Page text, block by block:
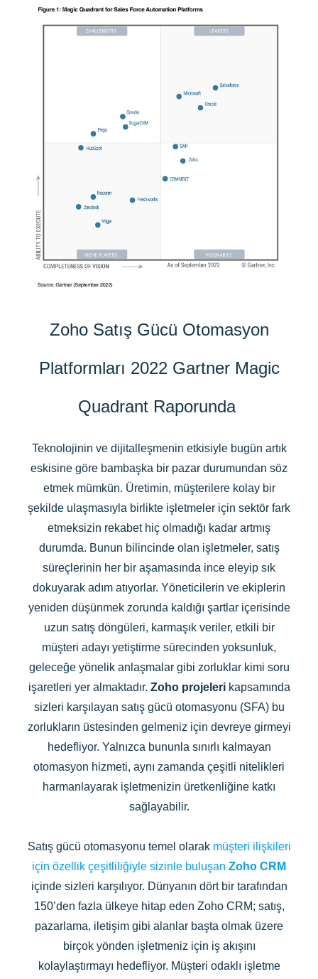
Zoho Satış Gücü Otomasyon
Platformları 2022 Gartner Magic
Quadrant Raporunda
Teknolojinin ve dijitalleşmenin etkisiyle bugün artık
eskisine göre bambaşka bir pazar durumundan söz
etmek mümkün. Üretimin, müşterilere kolay bir
şekilde ulaşmasıyla birlikte işletmeler için sektör fark
etmeksizin rekabet hiç olmadığı kadar artmış
durumda. Bunun bilincinde olan işletmeler, satış
süreçlerinin her bir aşamasında ince eleyip sık
dokuyarak adım atıyorlar. Yöneticilerin ve ekiplerin
yeniden düşünmek zorunda kaldığı şartlar içerisinde
uzun satış döngüleri, karmaşık veriler, etkili bir
müşteri adayı yetiştirme sürecinden yoksunluk,
geleceğe yönelik anlaşmalar gibi zorluklar kimi soru
işaretleri yer almaktadır. Zoho projeleri kapsamında
sizleri karşılayan satış gücü otomasyonu (SFA) bu
zorlukların üstesinden gelmeniz için devreye girmeyi
hedefliyor. Yalnızca bununla sınırlı kalmayan
otomasyon hizmeti, aynı zamanda çeşitli nitelikleri
harmanlayarak işletmenizin üretkenliğine katkı
sağlayabilir.
Satış gücü otomasyonu temel olarak müşteri ilişkileri
için özellik çeşitliliğiyle sizinle buluşan Zoho CRM
içinde sizleri karşılıyor. Dünyanın dört bir tarafından
150’den fazla ülkeye hitap eden Zoho CRM; satış,
pazarlama, iletişim gibi alanlar başta olmak üzere
birçok yönden işletmeniz için iş akışını
kolaylaştırmayı hedefliyor. Müşteri odaklı işletme